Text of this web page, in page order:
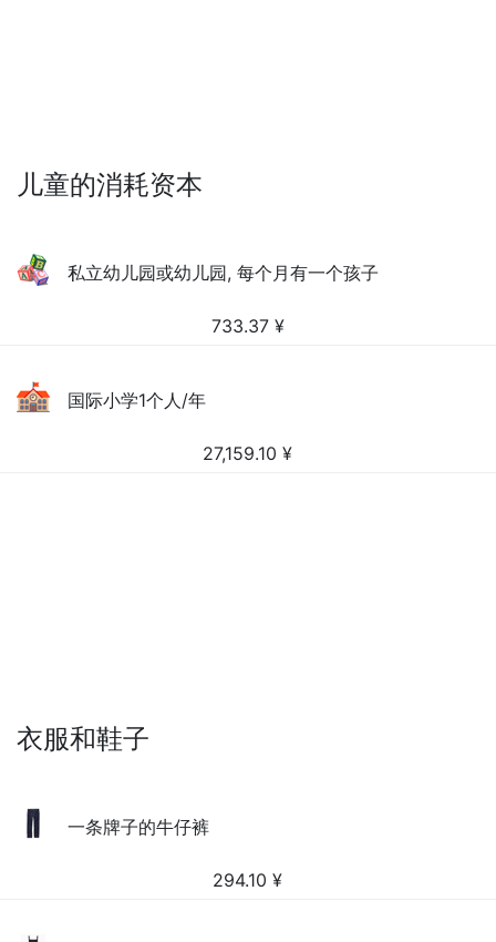
儿童的消耗资本
私立幼儿园或幼儿园, 每个月有一个孩子
733.37 ¥
国际小学1个人/年
27,159.10 ¥
衣服和鞋子
一条牌子的牛仔裤
294.10 ¥